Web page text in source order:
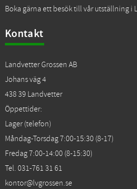
Boka gärna ett besök till vår utställning i
Kontakt
Landvetter Grossen AB
Johans väg 4
438 39 Landvetter
Öppettider:
Lager (telefon)
Måndag-Torsdag 7:00-15:30 (8-17)
Fredag 7:00-14:00 (8-15:30)
Tel. 031-761 31 61
kontor@lvgrossen.se